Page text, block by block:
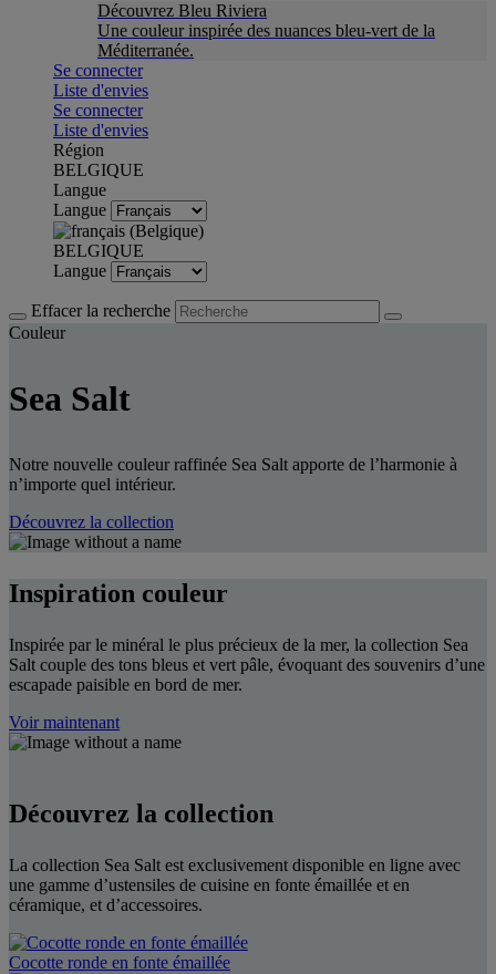
Découvrez Bleu Riviera
Une couleur inspirée des nuances bleu-vert de la
Méditerranée.
Se connecter
Liste d'envies
Se connecter
Liste d'envies
Région
BELGIQUE
Langue
Langue
BELGIQUE
Langue
Effacer la recherche
Couleur
Sea Salt
Notre nouvelle couleur raffinée Sea Salt apporte de l’harmonie à
n’importe quel intérieur.
Découvrez la collection
Inspiration couleur
Inspirée par le minéral le plus précieux de la mer, la collection Sea
Salt couple des tons bleus et vert pâle, évoquant des souvenirs d’une
escapade paisible en bord de mer.
Voir maintenant
Découvrez la collection
La collection Sea Salt est exclusivement disponible en ligne avec
une gamme d’ustensiles de cuisine en fonte émaillée et en
céramique, et d’accessoires.
Cocotte ronde en fonte émaillée